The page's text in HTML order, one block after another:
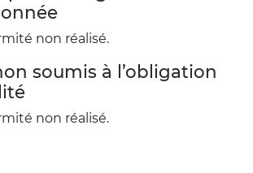
non réalisé.
soumis à l’obligation
non réalisé.